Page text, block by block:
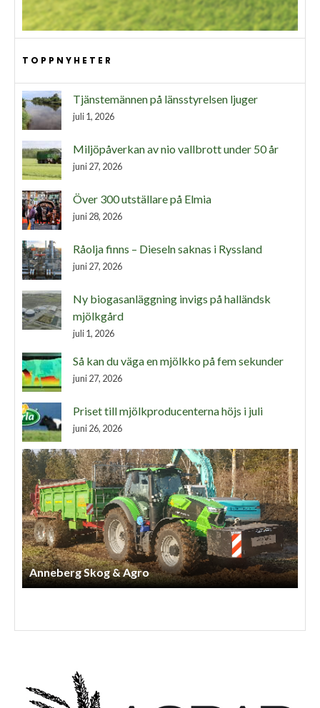
TOPPNYHETER
Tjänstemännen på länsstyrelsen ljuger
juli 1, 2026
Miljöpåverkan av nio vallbrott under 50 år
juni 27, 2026
Över 300 utställare på Elmia
juni 28, 2026
Råolja finns – Dieseln saknas i Ryssland
juni 27, 2026
Ny biogasanläggning invigs på halländsk
mjölkgård
juli 1, 2026
Så kan du väga en mjölkko på fem sekunder
juni 27, 2026
Priset till mjölkproducenterna höjs i juli
juni 26, 2026
Arnessons Entreprenad